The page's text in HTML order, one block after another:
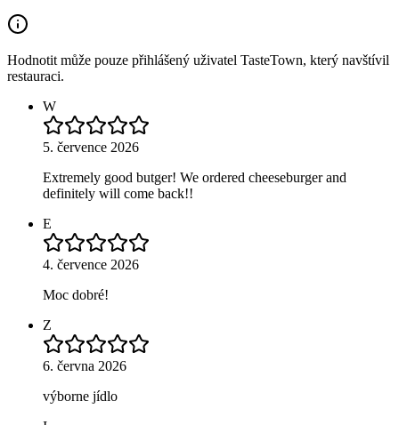
Hodnotit může pouze přihlášený uživatel TasteTown, který navštívil
restauraci.
W
5. července 2026
Extremely good butger! We ordered cheeseburger and
definitely will come back!!
E
4. července 2026
Moc dobré!
Z
6. června 2026
výborne jídlo